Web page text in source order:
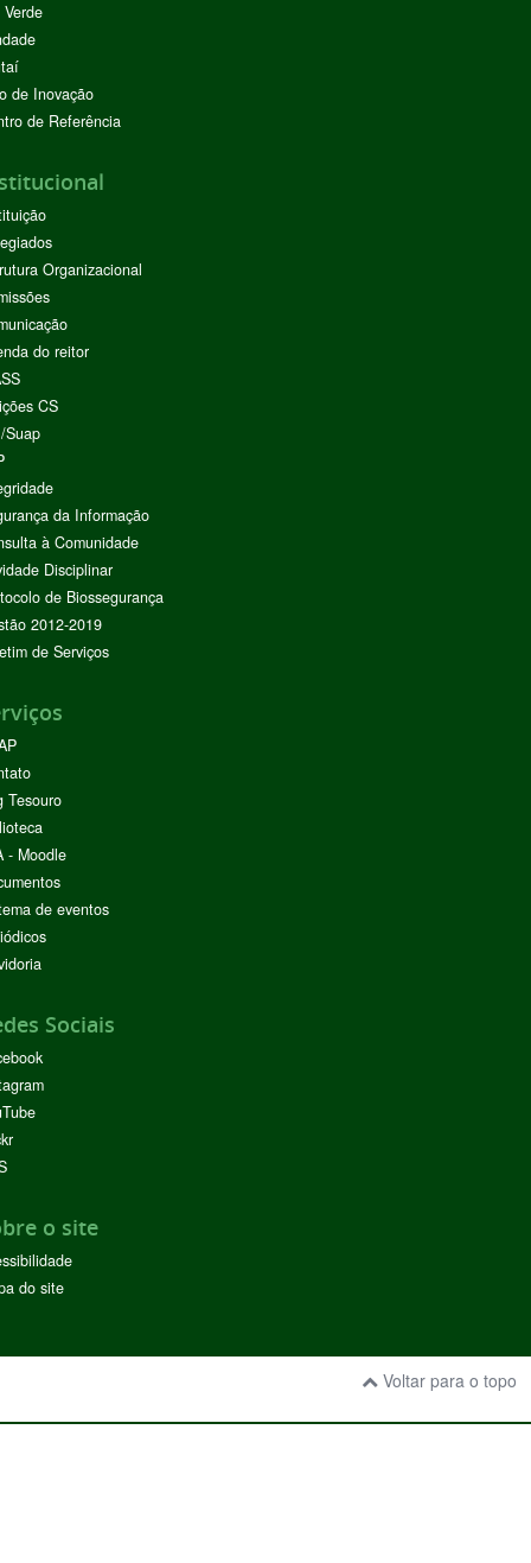
de Inovação
de Referência
Organizacional
do reitor
CS
Suap
da Informação
à Comunidade
Disciplinar
de Biossegurança
2012-2019
de Serviços
Tesouro
- Moodle
de eventos
Sociais
o site
do site
Voltar para o topo